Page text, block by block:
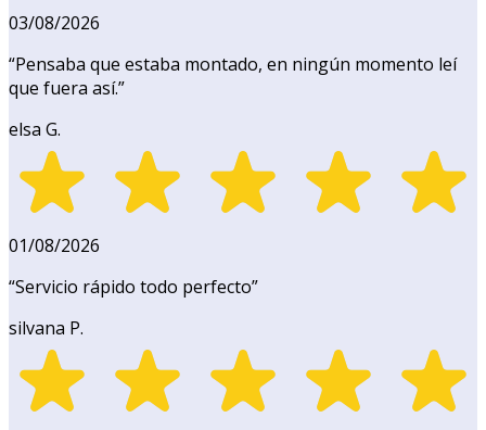
03/08/2026
“Pensaba que estaba montado, en ningún momento leí
que fuera así.”
elsa G.
01/08/2026
“Servicio rápido todo perfecto”
silvana P.